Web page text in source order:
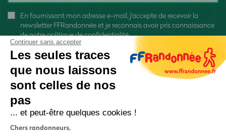
En fournissant mon adresse e-mail, j'accepte de recevoir la
newsletter FFRandonnée et je reconnais avoir pris connaissance
denotre politique de confidentialité
Continuer sans accepter
Les seules traces
que nous laissons
sont celles de nos
pas
... et peut-être quelques cookies !
Chers randonneurs,